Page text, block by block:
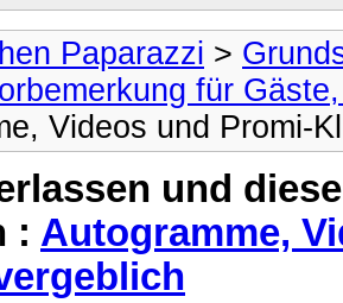
Paparazzi >
für
Videos und Promi-
und
: Autogramme,